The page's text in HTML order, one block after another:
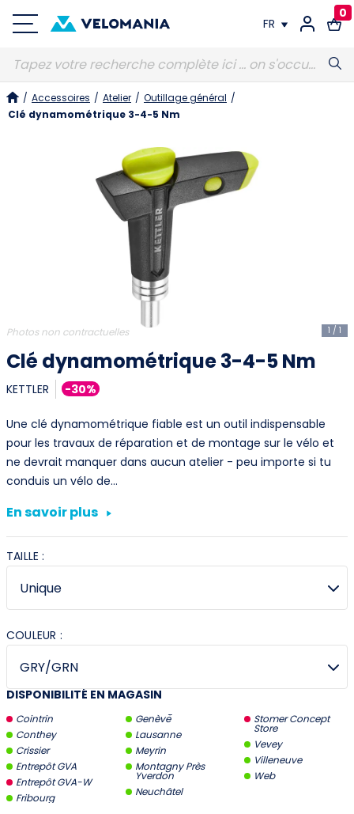
FR
FR
0
/ Accessoires / Atelier / Outillage général /
Clé dynamométrique 3-4-5 Nm
1 / 1
Photos non contractuelles
Clé dynamométrique 3-4-5 Nm
KETTLER -30%
Une clé dynamométrique fiable est un outil indispensable
pour les travaux de réparation et de montage sur le vélo et
ne devrait manquer dans aucun atelier - peu importe si tu
conduis un vélo de…
En savoir plus
TAILLE :
COULEUR :
DISPONIBILITÉ EN MAGASIN
Cointrin
Conthey
Crissier
Entrepôt GVA
Entrepôt GVA-W
Fribourg
Genève
Lausanne
Meyrin
Montagny Près
Yverdon
Neuchâtel
Stomer Concept
Store
Vevey
Villeneuve
Web